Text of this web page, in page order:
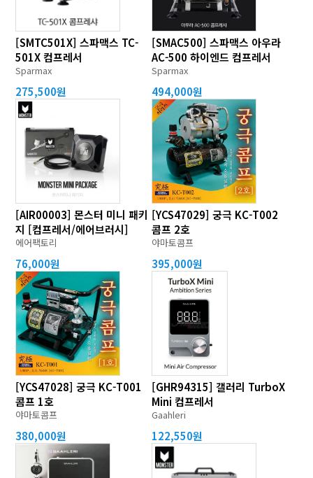
[SMTC501X] 스파맥스 TC-
501X 컴프레서
Sparmax
275,500원
[SMAC500] 스파맥스 아우라
AC-500 하이엔드 컴프레서
Sparmax
494,000원
[AIR00003] 몬스터 미니 패키
지 [컴프레서/에어브러시]
에어팩토리
76,000원
[YCS47029] 궁극 KC-T002
콤프 2호
야마토콤프
395,000원
[YCS47028] 궁극 KC-T001
콤프 1호
야마토콤프
380,000원
[GHR94315] 갤러리 TurboX
Mini 컴프레서
Gaahleri
122,550원